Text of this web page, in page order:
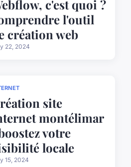
c'est quoi ?
l'outil
création web
22, 2024
site
montélimar
votre
locale
15, 2024